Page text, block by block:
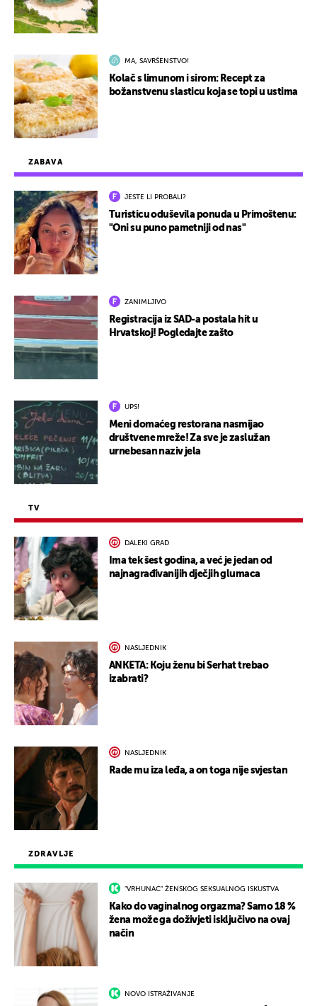
ZDRAVLJE
"VRHUNAC" ŽENSKOG SEKSUALNOG ISKUSTVA
Kako do vaginalnog orgazma? Samo 18 %
žena može ga doživjeti isključivo na ovaj
način
NOVO ISTRAŽIVANJE
ZABAVA
JESTE LI PROBALI?
Turisticu oduševila ponuda u Primoštenu:
"Oni su puno pametniji od nas"
ZANIMLJIVO
Registracija iz SAD-a postala hit u
Hrvatskoj! Pogledajte zašto
UPS!
Meni domaćeg restorana nasmijao
društvene mreže! Za sve je zaslužan
urnebesan naziv jela
TV
DALEKI GRAD
Ima tek šest godina, a već je jedan od
najnagrađivanijih dječjih glumaca
NASLJEDNIK
ANKETA: Koju ženu bi Serhat trebao
izabrati?
NASLJEDNIK
Rade mu iza leđa, a on toga nije svjestan
MA, SAVRŠENSTVO!
Kolač s limunom i sirom: Recept za
božanstvenu slasticu koja se topi u ustima